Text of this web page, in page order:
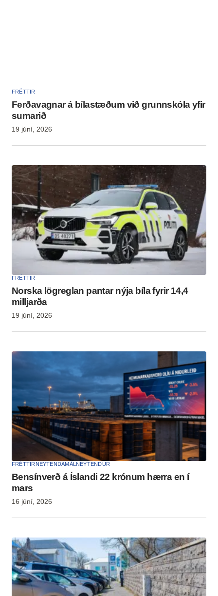
FRÉTTIR
Ferðavagnar á bílastæðum við grunnskóla yfir
sumarið
19 júní, 2026
FRÉTTIR
Norska lögreglan pantar nýja bíla fyrir 14,4
milljarða
19 júní, 2026
FRÉTTIR NEYTENDAMÁL NEYTENDUR
Bensínverð á Íslandi 22 krónum hærra en í
mars
16 júní, 2026